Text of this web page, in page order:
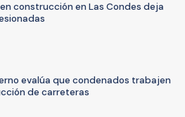
construcción en Las Condes deja
evalúa que condenados trabajen
de carreteras